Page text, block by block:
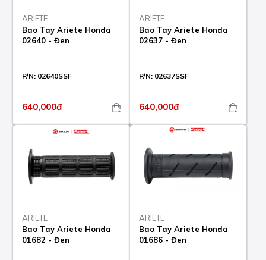
ARIETE
Bao Tay Ariete Honda
02640 - Đen
P/N: 02640SSF
640,000đ
ARIETE
Bao Tay Ariete Honda
02637 - Đen
P/N: 02637SSF
640,000đ
ARIETE
Bao Tay Ariete Honda
01682 - Đen
ARIETE
Bao Tay Ariete Honda
01686 - Đen